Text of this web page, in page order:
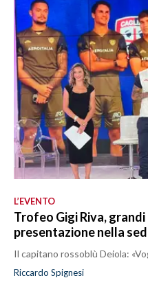
L’EVENTO
Trofeo Gigi Riva,
presentazione nella
Il capitano rossoblù Deiola:
Riccardo Spignesi